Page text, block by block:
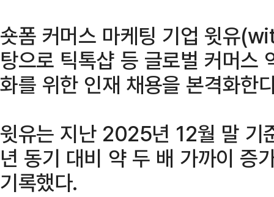
숏폼 커머스 마케팅 기업 윗유
탕으로 틱톡샵 등 글로벌 커머스
화를 위한 인재 채용을 본격화한
윗유는 지난 2025년 12월 말 기
년 동기 대비 약 두 배 가까이 증
기록했다.